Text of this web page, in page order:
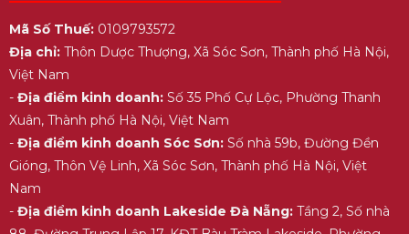
Mã Số Thuế:0109793572
Địa chỉ:Thôn Dược Thượng, Xã Sóc Sơn, Thành phố Hà Nội,
Việt Nam
- Địa điểm kinh doanh:Số 35 Phố Cự Lộc, Phường Thanh
Xuân, Thành phố Hà Nội, Việt Nam
- Địa điểm kinh doanh Sóc Sơn:Số nhà 59b, Đường Đền
Gióng, Thôn Vệ Linh, Xã Sóc Sơn, Thành phố Hà Nội, Việt
Nam
- Địa điểm kinh doanh Lakeside Đà Nẵng:Tầng 2, Số nhà